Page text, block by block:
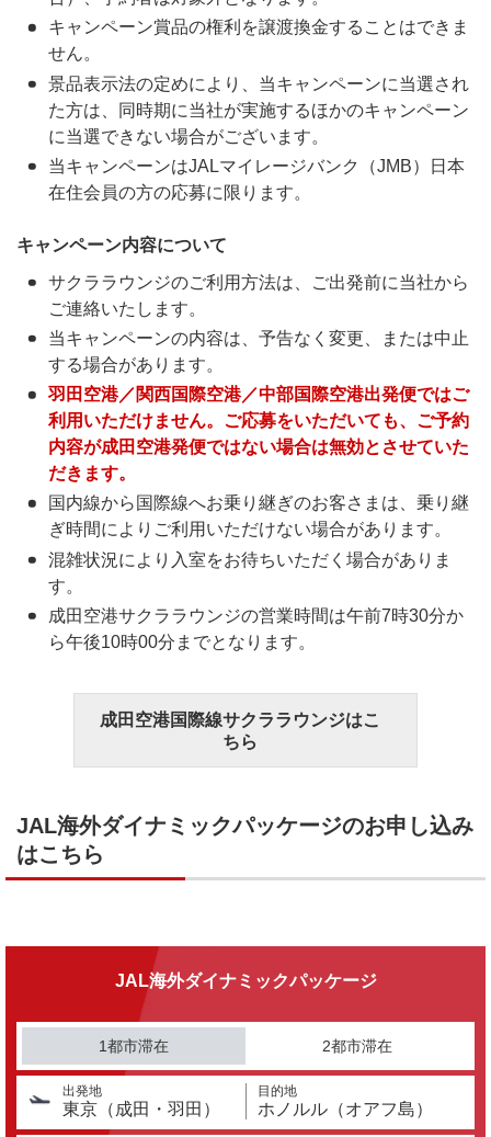
キャンペーン賞品の権利を譲渡換金することはできま
せん。
景品表示法の定めにより、当キャンペーンに当選され
た方は、同時期に当社が実施するほかのキャンペーン
に当選できない場合がございます。
当キャンペーンはJALマイレージバンク（JMB）日本
在住会員の方の応募に限ります。
キャンペーン内容について
サクララウンジのご利用方法は、ご出発前に当社から
ご連絡いたします。
当キャンペーンの内容は、予告なく変更、または中止
する場合があります。
羽田空港／関西国際空港／中部国際空港出発便ではご
利用いただけません。ご応募をいただいても、ご予約
内容が成田空港発便ではない場合は無効とさせていた
だきます。
国内線から国際線へお乗り継ぎのお客さまは、乗り継
ぎ時間によりご利用いただけない場合があります。
混雑状況により入室をお待ちいただく場合がありま
す。
成田空港サクララウンジの営業時間は午前7時30分か
ら午後10時00分までとなります。
成田空港国際線サクララウンジはこ
ちら
JAL海外ダイナミックパッケージのお申し込み
はこちら
JAL海外ダイナミックパッケージ
1都市滞在 2都市滞在
出発地
東京（成田・羽田）
目的地
ホノルル（オアフ島）